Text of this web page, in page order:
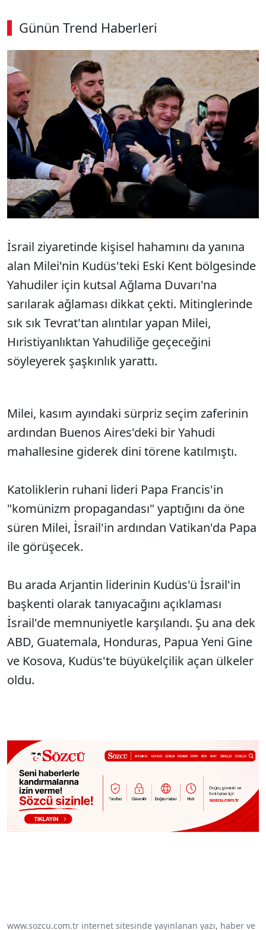
Günün Trend Haberleri
SÖZCÜ SON DAKİKA
İsrail ziyaretinde kişisel hahamını da yanına
alan Milei'nin Kudüs'teki Eski Kent bölgesinde
Yahudiler için kutsal Ağlama Duvarı'na
sarılarak ağlaması dikkat çekti. Mitinglerinde
sık sık Tevrat'tan alıntılar yapan Milei,
Hıristiyanlıktan Yahudiliğe geçeceğini
söyleyerek şaşkınlık yarattı.
Milei, kasım ayındaki sürpriz seçim zaferinin
ardından Buenos Aires'deki bir Yahudi
mahallesine giderek dini törene katılmıştı.
Katoliklerin ruhani lideri Papa Francis'in
"komünizm propagandası" yaptığını da öne
süren Milei, İsrail'in ardından Vatikan'da Papa
ile görüşecek.
Bu arada Arjantin liderinin Kudüs'ü İsrail'in
başkenti olarak tanıyacağını açıklaması
İsrail'de memnuniyetle karşılandı. Şu ana dek
ABD, Guatemala, Honduras, Papua Yeni Gine
ve Kosova, Kudüs'te büyükelçilik açan ülkeler
oldu.
www.sozcu.com.tr internet sitesinde yayınlanan yazı, haber ve